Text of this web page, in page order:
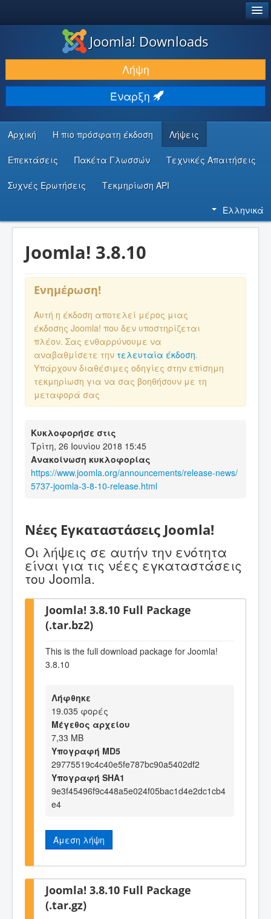
ΛΉΨΕΙΣ & ΕΠΕΚΤΆΣΕΙΣ
ΕΎΡΕΣΗ & ΜΆΘΗΣΗ
ΚΟΙΝΌΤΗΤΑ & ΥΠΟΣΤΉΡΙΞΗ
ΠΌΡΟΙ ΠΡΟΓΡΑΜΜΑΤΙΣΤΏΝ
Joomla! Downloads
Λήψη
Έναρξη
Αρχική Η πιο πρόσφατη έκδοση Λήψεις
Επεκτάσεις Πακέτα Γλωσσών Τεχνικές Απαιτήσεις
Συχνές Ερωτήσεις Τεκμηρίωση API
Ελληνικά
Joomla! 3.8.10
Ενημέρωση!
Αυτή η έκδοση αποτελεί μέρος μιας
έκδοσης Joomla! που δεν υποστηρίζεται
πλέον. Σας ενθαρρύνουμε να
αναβαθμίσετε την τελευταία έκδοση.
Υπάρχουν διαθέσιμες οδηγίες στην επίσημη
τεκμηρίωση για να σας βοηθήσουν με τη
μεταφορά σας
Κυκλοφορήσε στις
Τρίτη, 26 Ιουνίου 2018 15:45
Ανακοίνωση κυκλοφορίας
https://www.joomla.org/announcements/release-news/
5737-joomla-3-8-10-release.html
Νέες Εγκαταστάσεις Joomla!
Οι λήψεις σε αυτήν την ενότητα
είναι για τις νέες εγκαταστάσεις
του Joomla.
Joomla! 3.8.10 Full Package
(.tar.bz2)
This is the full download package for Joomla!
3.8.10
Λήφθηκε
19.035 φορές
Μέγεθος αρχείου
7,33 MB
Υπογραφή MD5
29775519c4c40e5fe787bc90a5402df2
Υπογραφή SHA1
9e3f45496f9c448a5e024f05bac1d4e2dc1cb4
e4
Άμεση λήψη
Joomla! 3.8.10 Full Package
(.tar.gz)